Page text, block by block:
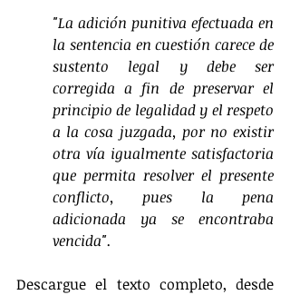
"La adición punitiva efectuada en
la sentencia en cuestión carece de
sustento legal y debe ser
corregida a fin de preservar el
principio de legalidad y el respeto
a la cosa juzgada, por no existir
otra vía igualmente satisfactoria
que permita resolver el presente
conflicto, pues la pena
adicionada ya se encontraba
vencida".
Descargue el texto completo, desde